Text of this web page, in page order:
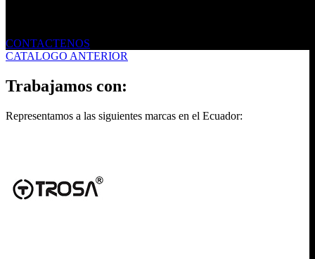
CONTACTENOS
CATALOGO ANTERIOR
Trabajamos con:
Representamos a las siguientes marcas en el Ecuador: